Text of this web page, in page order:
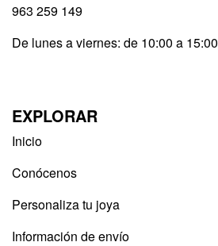
963 259 149
De lunes a viernes: de 10:00 a 15:00
EXPLORAR
Inicio
Conócenos
Personaliza tu joya
Información de envío